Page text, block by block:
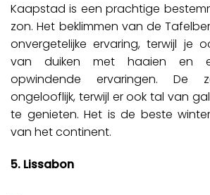
Kaapstad is een prachtige
zon. Het beklimmen van de
onvergetelijke ervaring, terwijl je
van duiken met haaien en
opwindende ervaringen. De
ongelooflijk, terwijl er ook tal van
te genieten. Het is de beste
van het continent.
5. Lissabon